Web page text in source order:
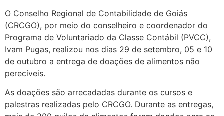
O Conselho Regional de Contabilidade de Goiás
(CRCGO), por meio do conselheiro e coordenador do
Programa de Voluntariado da Classe Contábil (PVCC),
Ivam Pugas, realizou nos dias 29 de setembro, 05 e 10
de outubro a entrega de doações de alimentos não
perecíveis.
As doações são arrecadadas durante os cursos e
palestras realizadas pelo CRCGO. Durante as entregas,